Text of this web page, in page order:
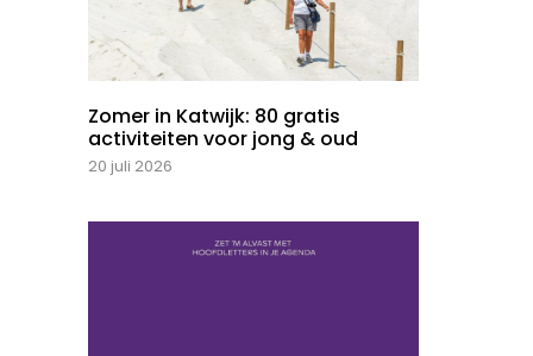
Zomer in Katwijk: 80 gratis
activiteiten voor jong & oud
20 juli 2026